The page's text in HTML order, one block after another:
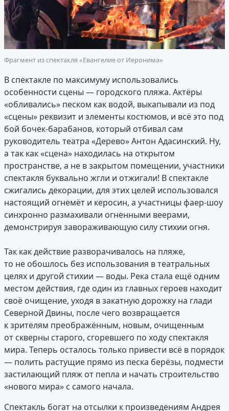
Фрагмент из спектакля «Евангелие от Иеронима»
В спектакле по максимуму использовались
особенности сцены — городского пляжа. Актёры
«обливались» песком как водой, выкапывали из под
«сцены» реквизит и элементы костюмов, и всё это под
бой бочек-барабанов, который отбивал сам
руководитель театра «Дерево» Антон Адасинский. Ну,
а так как «сцена» находилась на открытом
пространстве, а не в закрытом помещении, участники
спектакля буквально жгли и отжигали! В спектакле
сжигались декорации, для этих целей использовался
настоящий огнемёт и керосин, а участницы фаер-шоу
синхронно размахивали огненными веерами,
демонстрируя завораживающую силу стихии огня.
Так как действие разворачивалось на пляже,
то не обошлось без использования в театральных
целях и другой стихии — воды. Река стала ещё одним
местом действия, где один из главных героев находит
своё очищение, уходя в закатную дорожку на глади
Северной Двины, после чего возвращается
к зрителям преображённым, новым, очищенным
от скверны старого, сгоревшего по ходу спектакля
мира. Теперь осталось только привести всё в порядок
— полить растущие прямо из песка берёзы, подмести
застилающий пляж от пепла и начать строительство
«нового мира» с самого начала.
Спектакль богат на отсылки к произведениям Андрея